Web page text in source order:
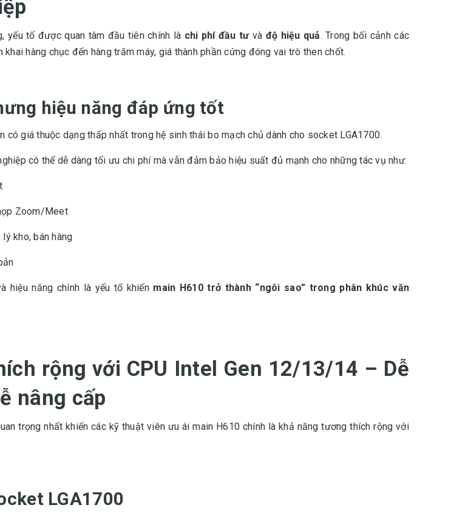
yếu tố được quan tâm đầu tiên chính là chi phí đầu tưvà độ hiệu quả. Trong bối cảnh các
hàng chục đến hàng trăm máy, giá thành phần cứng đóng vai trò then chốt.
hiệu năng đáp ứng tốt
có giá thuộc dạng thấp nhất trong hệ sinh thái bo mạch chủ dành cho socket LGA1700.
có thể dễ dàng tối ưu chi phí mà vẫn đảm bảo hiệu suất đủ mạnh cho những tác vụ như:
Zoom/Meet
kho, bán hàng
hiệu năng chính là yếu tố khiến main H610 trở thành “ngôi sao” trong phân khúc văn
rộng với CPU Intel Gen 12/13/14 – Dễ
nâng cấp
trọng nhất khiến các kỹ thuật viên ưu ái main H610 chính là khả năng tương thích rộng với
LGA1700